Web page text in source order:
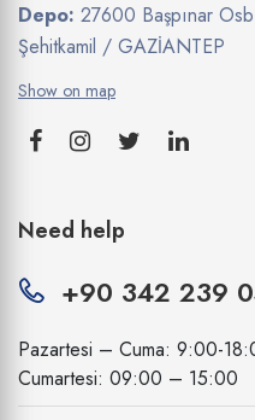
Depo: 27600 Başpınar Osb
Şehitkamil / GAZİANTEP
Show on map
Need help
+90 342 239
Pazartesi – Cuma: 9:00-
Cumartesi: 09:00 – 15:00